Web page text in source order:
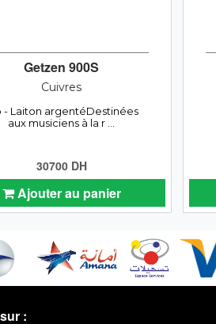
Getzen 900S
Cuivres
- Laiton argentéDestinées
aux musiciens à la r ...
30700 DH
Ajouter au panier
: